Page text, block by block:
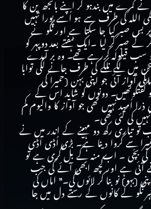
نے کمرے میں بندہو کر اپنے بانجھ پن کا
اللہ کی طرف سے ہو اُسے پورا نہیں
بس صبر کیا جا سکتا ہے اور نگو نے
کے صبر کر لیا ۔ایک ہفتے بعد دوپہر کو
سب قیلولہ کررہے تھے۔ وہ بر آمدے
میں لگے نلکے کی طرف جانے لگی توابا
آواز آئی جو اپنی بہن (حمیرا کی
گفتگوتھیں۔ دونوں کو شاید اس کے
اُمید نہیں تھی جو آواز کا والیوم کم
کی گئی تھی۔
تیاری رکھ دو مہینے کے اندر میں نے
حمیرا سے کروا دینا ہے۔ بڑی اُڈی اُڈی
کی بچّی ۔ اب منہ کے بل گری ہے تو
ہے اور کچھ ابھی آئے گی جب
(بہو) نو بنا کر لائوں گی۔” اماں کی
نگو کے کانوں کے رستے دل میں جا